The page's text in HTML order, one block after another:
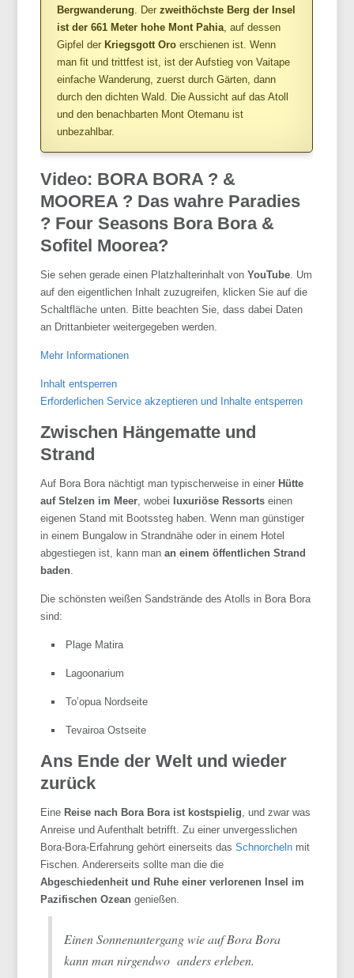
Bergwanderung. Derzweithöchste Berg der Insel
ist der 661 Meter hohe Mont Pahia, auf dessen
Gipfel der KriegsgottOro erschienen ist. Wenn
man fit undtrittfest ist, ist der Aufstieg vonVaitape
einfache Wanderung, zuerst durch Gärten, dann
durch den dichten Wald. Die Aussicht auf das Atoll
und den benachbarten MontOtemanu ist
unbezahlbar.
Video: BORA BORA ? &
MOOREA ? Das wahre Paradies
? Four Seasons Bora Bora &
Sofitel Moorea?
Sie sehen gerade einen Platzhalterinhalt vonYouTube. Um
auf den eigentlichen Inhalt zuzugreifen, klicken Sie auf die
Schaltfläche unten. Bitte beachten Sie, dass dabei Daten
an Drittanbieter weitergegeben werden.
Mehr Informationen
Inhalt entsperren
Erforderlichen Service akzeptieren und Inhalte entsperren
Zwischen Hängematte und
Strand
Auf BoraBora nächtigt man typischerweise in einer Hütte
auf Stelzen im Meer, wobei luxuriöse Ressorts einen
eigenen Stand mit Bootssteg haben. Wenn man günstiger
in einem Bungalow in Strandnähe oder in einem Hotel
abgestiegen ist, kann manan einem öffentlichen Strand
baden.
Die schönsten weißen Sandstrände des Atolls in Bora Bora
sind:
Plage Matira
Lagoonarium
To’opuaNordseite
TevairoaOstseite
Ans Ende der Welt und wieder
zurück
Eine Reise nach BoraBora ist kostspielig, und zwar was
Anreise und Aufenthalt betrifft. Zu einer unvergesslichen
Bora-Bora-Erfahrung gehört einerseits dasSchnorcheln mit
Fischen. Andererseits sollte man die die
Abgeschiedenheit und Ruhe einer verlorenen Insel im
Pazifischen Ozean genießen.
Einen Sonnenuntergang wie aufBora Bora
kann man nirgendwo anders erleben.